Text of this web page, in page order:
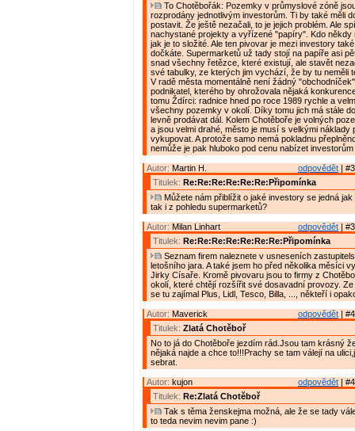
To Chotěbořák: Pozemky v průmyslové zóně
rozprodány jednotlivým investorům. Ti by také měli
postavit. Že ještě nezačali, to je jejich problém. Ale
nachystané projekty a vyřízené "papíry". Kdo někdy
jak je to složité. Ale ten pivovar je mezi investory
dočkáte. Supermarketů už tady stojí na papíře asi
snad všechny řetězce, které existují, ale stavět
své tabulky, ze kterých jim vychází, že by tu neměli
V radě města momentálně není žádný
podnikatel, kterého by ohrožovala nějaká
tomu Ždírci: radnice hned po roce 1989 rychle a
všechny pozemky v okolí. Díky tomu jich má stále
levně prodávat dál. Kolem Chotěboře je volných
a jsou velmi drahé, město je musí s velkými náklady
vykupovat. A protože samo nemá pokladnu
nemůže je pak hluboko pod cenu nabízet
odpovědět |
Autor: Martin H.
Titulek: Re:Re:Re:Re:Re:Re:Připomínka
Můžete nám přiblížit o jaké investory se jedná jak
tak i z pohledu supermarketů?
odpovědět |
Autor: Milan Linhart
Titulek: Re:Re:Re:Re:Re:Re:Re:Připomínka
Seznam firem naleznete v usneseních
letošního jara. A také jsem ho před několika měsíci
Jirky Císaře. Kromě pivovaru jsou to firmy z
okolí, které chtějí rozšířit své dosavadní provozy.
se tu zajímal Plus, Lidl, Tesco, Billa, ..., někteří i
odpovědět |
Autor: Maverick
Titulek: Zlatá Chotěboř
No to já do Chotěboře jezdím rád.Jsou tam krásný
nějaká najde a chce to!!!Prachy se tam válejí na
sebrat.
odpovědět |
Autor: kujon
Titulek: Re:Zlatá Chotěboř
Tak s těma ženskejma možná, ale že se tady
to teda nevim nevim pane :)